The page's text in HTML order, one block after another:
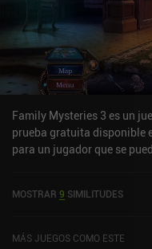
Family Mysteries 3 es un
prueba gratuita disponible
para un jugador que se
Store de iOS.
MOSTRAR 9 SIMILITUDES
MÁS JUEGOS COMO ESTE